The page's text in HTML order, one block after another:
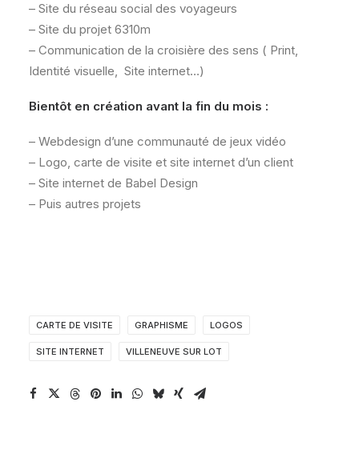
– Site du réseau social des voyageurs
– Site du projet 6310m
– Communication de la croisière des sens ( Print,
Identité visuelle, Site internet…)
Bientôt en création avant la fin du mois :
– Webdesign d’une communauté de jeux vidéo
– Logo, carte de visite et site internet d’un client
– Site internet de Babel Design
– Puis autres projets
CARTE DE VISITE GRAPHISME LOGOS
SITE INTERNET VILLENEUVE SUR LOT